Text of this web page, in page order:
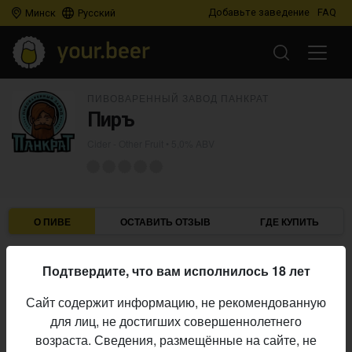
Минск Русский Добавьте заведение FAQ
Пиръ
О ПИВЕ ОСТАВИТЬ ОТЗЫВ ГДЕ КУПИТЬ
Пивоварня:
Алкоголь:
5,0%
Начало
выпуска:
06.11.2023
Подтвердите, что вам исполнилось 18 лет
Сайт содержит информацию, не рекомендованную
для лиц, не достигших совершеннолетнего
возраста. Сведения, размещённые на сайте, не